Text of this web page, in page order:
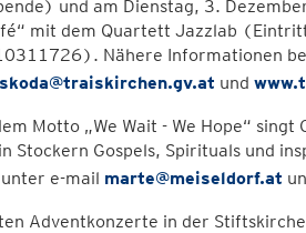
und am Dienstag, 3.
mit dem Quartett Jazzlab
Nähere Informationen
und
Motto „We Wait - We Hope“
Stockern Gospels, Spirituals und
e-mail marte@meiseldorf.at
Adventkonzerte in der